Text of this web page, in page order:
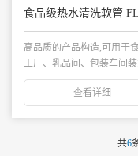
高品质的产品构造,可用于
工厂、乳品间、包装车间
厂、啤酒罐头厂、...
查看详细
共6